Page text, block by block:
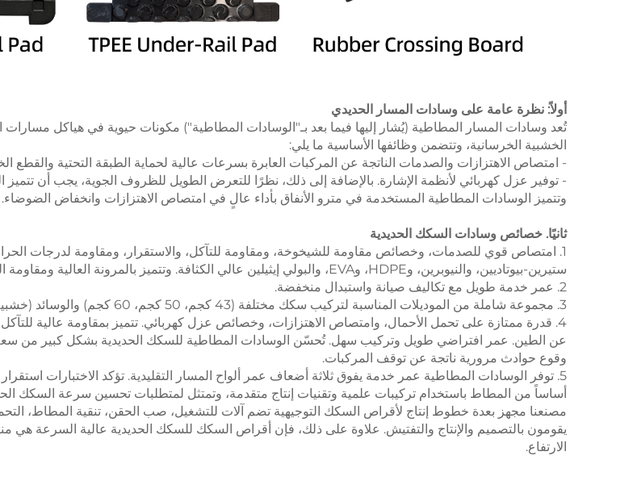
أولاً: نظرة عامة على وسادات المسار الحديدي
تُعد وسادات المسار المطاطية (يُشار إليها فيما بعد بـ"الوسادات المطاطية") مكونات حيوية في هياكل
الخشبية الخرسانية، وتتضمن وظائفها الأساسية ما يلي:
- امتصاص الاهتزازات والصدمات الناتجة عن المركبات العابرة بسرعات عالية لحماية الطبقة التحتية والقطع
- توفير عزل كهربائي لأنظمة الإشارة. بالإضافة إلى ذلك، نظرًا للتعرض الطويل للظروف الجوية، يجب أن تتميز
وتتميز الوسادات المطاطية المستخدمة في مترو الأنفاق بأداء عالٍ في امتصاص الاهتزازات وانخفاض الضوضاء.
ثانيًا. خصائص وسادات السكك الحديدية
1. امتصاص قوي للصدمات، وخصائص مقاومة للشيخوخة، ومقاومة للتآكل، والاستقرار، ومقاومة لدرجات الحرارة العالية والمنخفضة.
ستيرين-بيوتاديين، والنيوبرين، وHDPE، وEVA، والبولي إيثيلين عالي الكثافة. وتتميز بالمرونة العالية ومقاومة التشوه أو الكسر عبر درجات حرارة مختلفة.
2. عمر خدمة طويل مع تكاليف صيانة واستبدال منخفضة.
3. مجموعة شاملة من الموديلات المناسبة لتركيب سكك مختلفة (43 كجم، 50 كجم، 60 كجم) والوسائد (خشبية، خرسانية).
4. قدرة ممتازة على تحمل الأحمال، وامتصاص الاهتزازات، وخصائص عزل كهربائي. تتميز بمقاومة عالية
عن الطين. عمر افتراضي طويل وتركيب سهل. تُحسّن الوسادات المطاطية للسكك الحديدية بشكل كبير من سعة
وقوع حوادث مرورية ناتجة عن توقف المركبات.
أساساً من المطاط باستخدام تركيبات علمية وتقنيات إنتاج متقدمة، وتمتثل لمتطلبات تحسين سرعة السكك
مصنعنا مجهز بعدة خطوط إنتاج لأقراص السكك التوجيهية تضم آلات للتشغيل، صب الحقن، تنقية المطاط،
يقومون بالتصميم والإنتاج والتفتيش. علاوة على ذلك، فإن أقراص السكك للسكك الحديدية عالية السرعة هي
الارتفاع.